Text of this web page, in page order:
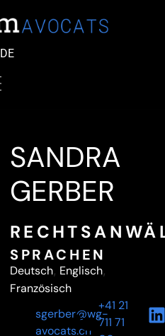
DE
SANDRA
GERBER
SPRACHEN
Deutsch, Englisch,
Französisch
sgerber@wg-
avocats.ch
+41 21
711 71